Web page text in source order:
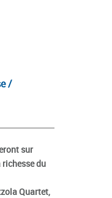
/
sur
richesse du
Quartet,